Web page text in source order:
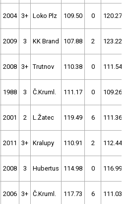
2004 3+ Loko Plz 109.50 0 120.27
2009 3 KK Brand 107.88 2 123.22
2008 3+ Trutnov 110.38 0 111.54
1988 3 Č.Kruml. 111.17 0 109.26
2001 2 L.Žatec 119.49 6 111.36
2011 3+ Kralupy 110.91 2 112.44
2008 3 Hubertus 114.98 0 116.99
2006 3+ Č.Kruml. 117.73 6 111.03